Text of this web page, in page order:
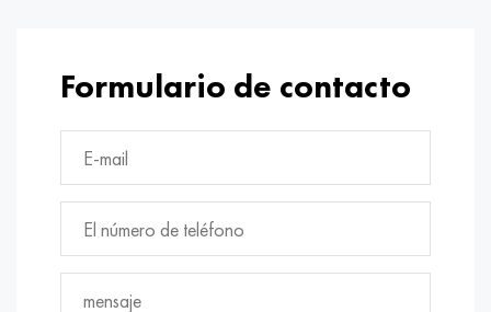
Formulario de contacto